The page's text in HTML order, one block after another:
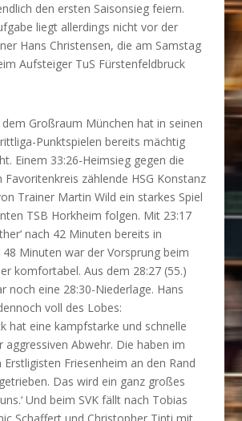
den ersten Saisonsieg feiern.
liegt allerdings nicht vor der
Hans Christensen, die am Samstag
Aufsteiger TuS Fürstenfeldbruck
Großraum München hat in seinen
Punktspielen bereits mächtig
Einem 33:26-Heimsieg gegen die
zählende HSG Konstanz
Trainer Martin Wild ein starkes Spiel
TSB Horkheim folgen. Mit 23:17
nach 42 Minuten bereits in
48 Minuten war der Vorsprung beim
komfortabel. Aus dem 28:27 (55.)
noch eine 28:30-Niederlage. Hans
voll des Lobes:
hat eine kampfstarke und schnelle
aggressiven Abwehr. Die haben im
Friesenheim an den Rand
Das wird ein ganz großes
Und beim SVK fällt nach Tobias